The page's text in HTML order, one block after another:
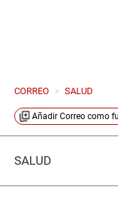
CORREO > SALUD
Añadir Correo como
SALUD